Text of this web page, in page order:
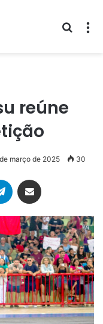
reúne
março de 2025 30
Telegram